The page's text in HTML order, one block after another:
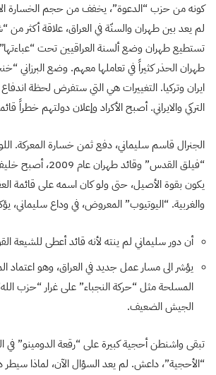
كونه من حزب “الدعوة”، يخفف من حجم الخسارة
لم يعد بين طهران والسنّة في العراق، علاقة أكثر من
تستطيع طهران وضع ألسنة العراقيين تحت “عباءتها”.
طهران الحذر كثيراً في تعاملها معهم. وضع البرزاني
ايران وتركيا. التغييرات هي التي ستفرض لحظة
التركي والايراني. أصبح الأكراد وإعلان دولتهم خطراً
الجنرال قاسم سليماني، دفع ثمن خسارة المعركة.
“فيلق القدس” وقائد
يكون بقوة الأصيل، حتى ولو كان اسمه على قائمة
والغربية. “اليوتيوب” المعروض، في وداع سليماني،
أن دور سليماني لم ينته لأنه قائد أعطى للشيعة
يؤشر الى مسار عمل جديد في العراق، وهو اعتماد
المسلحة مثل “حركة النجباء” على غرار “حزب
الجيش الضعيف.
تبقى واشنطن أحجية كبيرة على “رقعة الدومينو”
“الأحجية”، داعش. لم يعد السؤال الآن، لماذا